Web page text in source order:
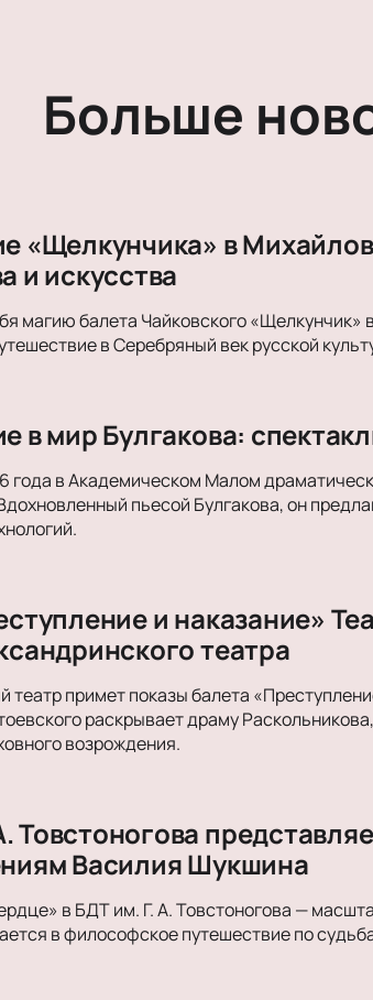
Больше
«Щелкунчика» в
и искусства
магию балета Чайковского
в Серебряный век русской
в мир Булгакова:
года в Академическом Малом
пьесой Булгакова, он
и наказание»
театра
театр примет показы балета
раскрывает драму
возрождения.
Товстоногова
Василия Шукшина
в БДТ им. Г. А. Товстоногова —
в философское путешествие по